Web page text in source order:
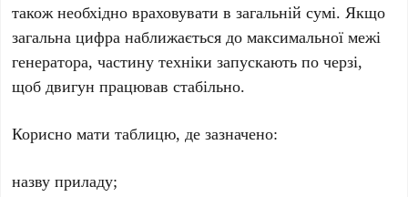
також необхідно враховувати в загальній сумі. Якщо
загальна цифра наближається до максимальної межі
генератора, частину техніки запускають по черзі,
щоб двигун працював стабільно.
Корисно мати таблицю, де зазначено:
назву приладу;